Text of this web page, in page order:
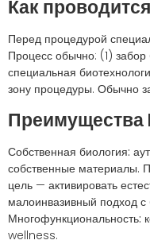
Как
Перед процедурой
Процесс обычно: (1)
специальная
зону процедуры. Обычно
Преимущества
Собственная биология:
собственные материалы.
цель — активировать
малоинвазивный подход
Многофункциональность:
wellness.